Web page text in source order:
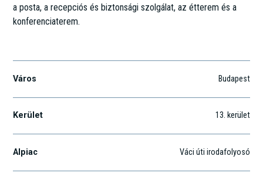
a posta, a recepciós és biztonsági szolgálat, az étterem és a
konferenciaterem.
Város Budapest
Kerület 13. kerület
Alpiac Váci úti irodafolyosó